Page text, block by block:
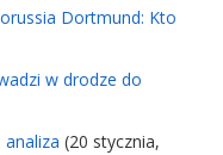
Dortmund: Kto
w drodze do
analiza (20 stycznia,